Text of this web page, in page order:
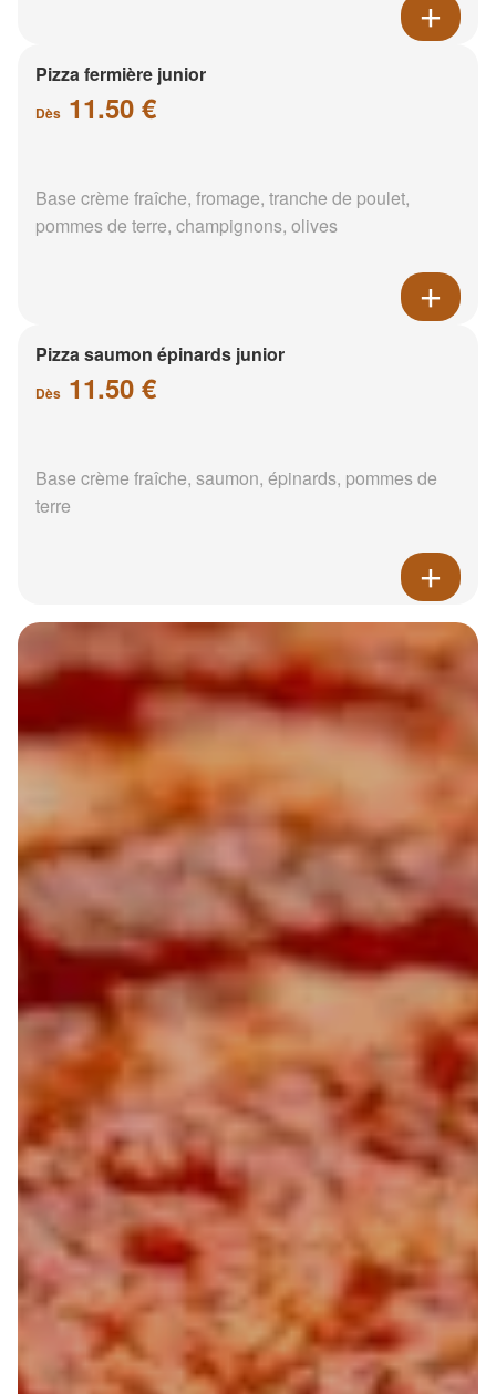
Pizza fermière junior
Dès 11.50 €
Base crème fraîche, fromage, tranche de poulet,
pommes de terre, champignons, olives
Pizza saumon épinards junior
Dès 11.50 €
Base crème fraîche, saumon, épinards, pommes de
terre